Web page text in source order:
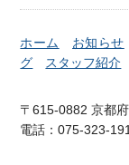
ホーム お知らせ
グ
スタッフ紹介
〒615-0882 京都
電話：075-323-